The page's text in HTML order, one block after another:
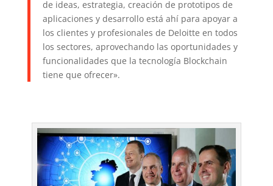
de ideas, estrategia, creación de prototipos de
aplicaciones y desarrollo está ahí para apoyar a
los clientes y profesionales de Deloitte en todos
los sectores, aprovechando las oportunidades y
funcionalidades que la tecnología Blockchain
tiene que ofrecer».